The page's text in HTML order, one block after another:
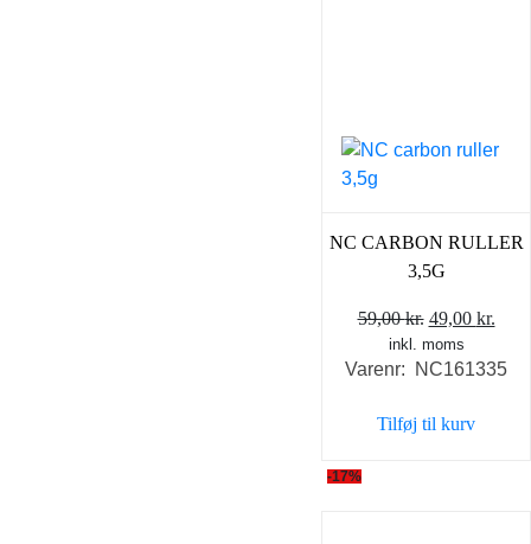
NC CARBON RULLER
3,5G
59,00kr. Den
oprindelige
pris
59,00 kr..
49,00 kr.
pris
inkl. moms
Varenr: NC161335
Tilføj til kurv
-17%